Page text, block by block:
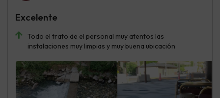
Todo el trato de el personal muy atentos las
instalaciones muy limpias y muy buena ubicación
Excelente